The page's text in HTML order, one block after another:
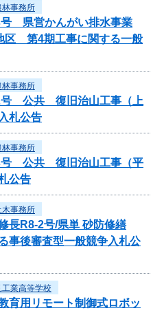
林事務所
号 県営かんがい排水事業
第4期工事に関する一般
林事務所
号 公共 復旧治山工事（上
札公告
林事務所
号 公共 復旧治山工事（平
公告
木事務所
長R8-2号/県単 砂防修繕
事後審査型一般競争入札公
工業高等学校
育用リモート制御式ロボッ